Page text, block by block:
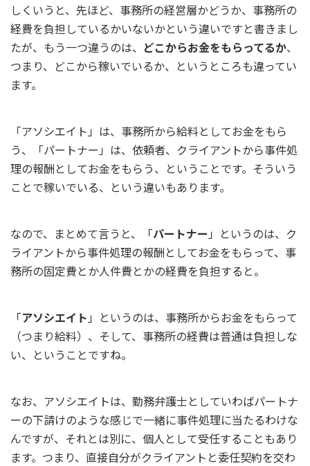
しくいうと、先ほど、事務所の経営層かどうか、事務所の
経費を負担しているかいないかという違いですと書きまし
たが、もう一つ違うのは、 どこからお金をもらってるか、
つまり、どこから稼いでいるか、というところも違ってい
ます。
「アソシエイト」は、事務所から給料としてお金をもら
う、「パートナー」は、依頼者、クライアントから事件処
理の報酬としてお金をもらう、ということです。そういう
ことで稼いでいる、という違いもあります。
なので、まとめて言うと、「パートナー 」というのは、ク
ライアントから事件処理の報酬としてお金をもらって、事
務所の固定費とか人件費とかの経費を負担すると。
「アソシエイト 」というのは、事務所からお金をもらって
（つまり給料）、そして、事務所の経費は普通は負担しな
い、ということですね。
なお、アソシエイトは、勤務弁護士としていわばパートナ
ーの下請けのような感じで一緒に事件処理に当たるわけな
んですが、それとは別に、個人として受任することもあり
ます。つまり、直接自分がクライアントと委任契約を交わ